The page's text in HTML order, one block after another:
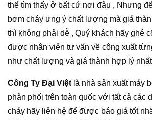
thể tìm thấy ở bất cứ nơi đâu , Nhưng
bơm cháy ưng ý chất lượng mà giá
thì không phải dễ , Quý khách hãy ghé
được nhân viên tư vấn về công xuất
như chất lượng và giá thành hợp lý nhất
Công Ty Đại Việt là nhà sản xuất máy
phân phối trên toàn quốc với tất cả các
cháy hãy liên hệ để được báo giá tốt